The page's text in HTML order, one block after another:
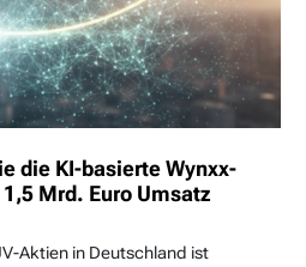
die KI-basierte Wynxx-
Mrd. Euro Umsatz
Aktien in Deutschland ist